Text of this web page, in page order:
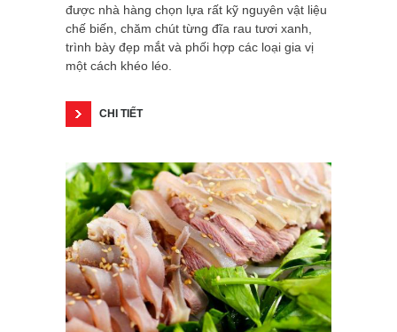
được nhà hàng chọn lựa rất kỹ nguyên vật liệu
chế biến, chăm chút từng đĩa rau tươi xanh,
trình bày đẹp mắt và phối hợp các loại gia vị
một cách khéo léo.
CHI TIẾT